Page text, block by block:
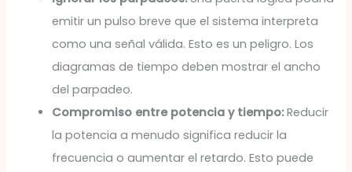
emitir un pulso breve que el sistema interpreta
como una señal válida. Esto es un peligro. Los
diagramas de tiempo deben mostrar el ancho
del parpadeo.
Compromiso entre potencia y tiempo:Reducir
la potencia a menudo significa reducir la
frecuencia o aumentar el retardo. Esto puede